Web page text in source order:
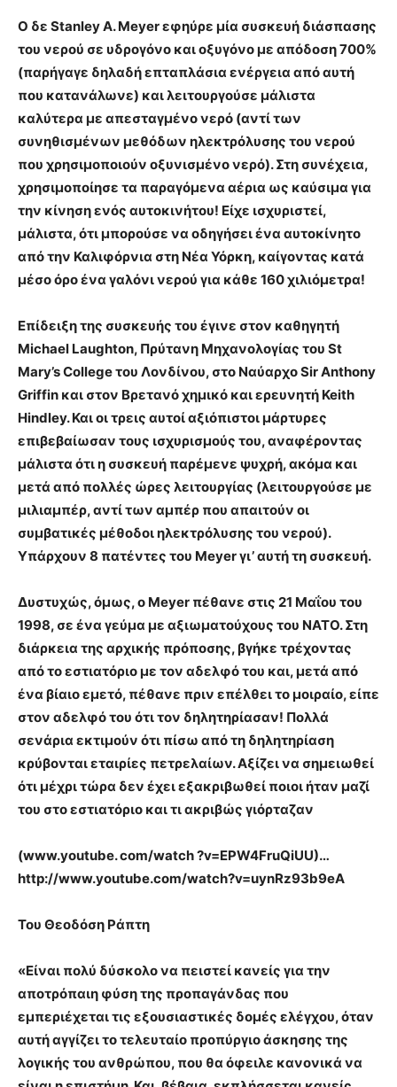
Ο δε Stanley A. Meyer εφηύρε μία συσκευή διάσπασης
του νερού σε υδρογόνο και οξυγόνο με απόδοση 700%
(παρήγαγε δηλαδή επταπλάσια ενέργεια από αυτή
που κατανάλωνε) και λειτουργούσε μάλιστα
καλύτερα με απεσταγμένο νερό (αντί των
συνηθισμένων μεθόδων ηλεκτρόλυσης του νερού
που χρησιμοποιούν οξυνισμένο νερό). Στη συνέχεια,
χρησιμοποίησε τα παραγόμενα αέρια ως καύσιμα για
την κίνηση ενός αυτοκινήτου! Είχε ισχυριστεί,
μάλιστα, ότι μπορούσε να οδηγήσει ένα αυτοκίνητο
από την Καλιφόρνια στη Νέα Υόρκη, καίγοντας κατά
μέσο όρο ένα γαλόνι νερού για κάθε 160 χιλιόμετρα!
Επίδειξη της συσκευής του έγινε στον καθηγητή
Michael Laughton, Πρύτανη Μηχανολογίας του St
Mary’s College του Λονδίνου, στο Ναύαρχο Sir Anthony
Griffin και στον Βρετανό χημικό και ερευνητή Keith
Hindley. Και οι τρεις αυτοί αξιόπιστοι μάρτυρες
επιβεβαίωσαν τους ισχυρισμούς του, αναφέροντας
μάλιστα ότι η συσκευή παρέμενε ψυχρή, ακόμα και
μετά από πολλές ώρες λειτουργίας (λειτουργούσε με
μιλιαμπέρ, αντί των αμπέρ που απαιτούν οι
συμβατικές μέθοδοι ηλεκτρόλυσης του νερού).
Υπάρχουν 8 πατέντες του Meyer γι’ αυτή τη συσκευή.
Δυστυχώς, όμως, ο Meyer πέθανε στις 21 Μαΐου του
1998, σε ένα γεύμα με αξιωματούχους του NATO. Στη
διάρκεια της αρχικής πρόποσης, βγήκε τρέχοντας
από το εστιατόριο με τον αδελφό του και, μετά από
ένα βίαιο εμετό, πέθανε πριν επέλθει το μοιραίο, είπε
στον αδελφό του ότι τον δηλητηρίασαν! Πολλά
σενάρια εκτιμούν ότι πίσω από τη δηλητηρίαση
κρύβονται εταιρίες πετρελαίων. Αξίζει να σημειωθεί
ότι μέχρι τώρα δεν έχει εξακριβωθεί ποιοι ήταν μαζί
του στο εστιατόριο και τι ακριβώς γιόρταζαν
(www.youtube. com/watch ?v=EPW4FruQiUU)…
http://www.youtube.com/watch?v=uynRz93b9eA
Του Θεοδόση Ράπτη
«Είναι πολύ δύσκολο να πειστεί κανείς για την
αποτρόπαιη φύση της προπαγάνδας που
εμπεριέχεται τις εξουσιαστικές δομές ελέγχου, όταν
αυτή αγγίζει το τελευταίο προπύργιο άσκησης της
λογικής του ανθρώπου, που θα όφειλε κανονικά να